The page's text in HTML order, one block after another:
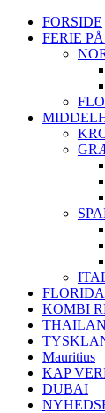
FORSIDE
FERIE
FLORIDA
KOMBI
Mauritius
KAP
DUBAI